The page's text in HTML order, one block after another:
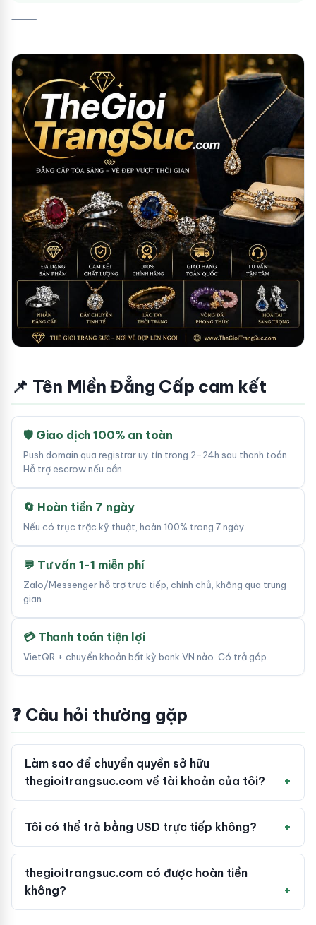
⸻
📌 Tên Miền Đẳng Cấp cam kết
🛡 Giao dịch 100% an toàn
Push domain qua registrar uy tín trong 2-24h sau thanh toán.
Hỗ trợ escrow nếu cần.
🔄 Hoàn tiền 7 ngày
Nếu có trục trặc kỹ thuật, hoàn 100% trong 7 ngày.
💬 Tư vấn 1-1 miễn phí
Zalo/Messenger hỗ trợ trực tiếp, chính chủ, không qua trung
gian.
💳 Thanh toán tiện lợi
VietQR + chuyển khoản bất kỳ bank VN nào. Có trả góp.
❓ Câu hỏi thường gặp
Làm sao để chuyển quyền sở hữu
thegioitrangsuc.com về tài khoản của tôi?
Tôi có thể trả bằng USD trực tiếp không?
thegioitrangsuc.com có được hoàn tiền
không?